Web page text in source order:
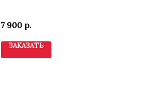
7 900 р.
ЗАКАЗАТЬ